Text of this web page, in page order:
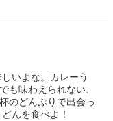
いよな。カレーう
も味わえられない、
のどんぶりで出会っ
んを食べよ！